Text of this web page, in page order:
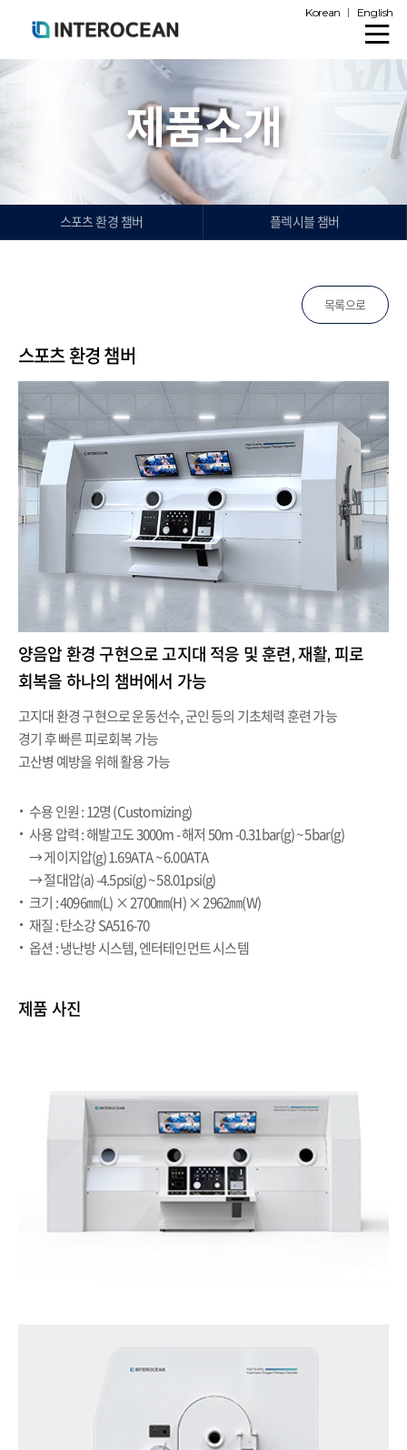
Korean English
제품소개
스포츠 환경 챔버 플렉시블 챔버
목록으로
스포츠 환경 챔버
양음압 환경 구현으로 고지대 적응 및 훈련, 재활, 피로
회복을 하나의 챔버에서 가능
고지대 환경 구현으로 운동선수, 군인 등의 기초체력 훈련 가능
경기 후 빠른 피로회복 가능
고산병 예방을 위해 활용 가능
수용 인원 : 12명 (Customizing)
사용 압력 : 해발고도 3000m - 해저 50m -0.31bar(g) ~ 5bar(g)
→ 게이지압(g) 1.69ATA ~ 6.00ATA
→ 절대압(a) -4.5psi(g) ~ 58.01psi(g)
크기 : 4096㎜(L) × 2700㎜(H) × 2962㎜(W)
재질 : 탄소강 SA516-70
옵션 : 냉난방 시스템, 엔터테인먼트 시스템
제품 사진